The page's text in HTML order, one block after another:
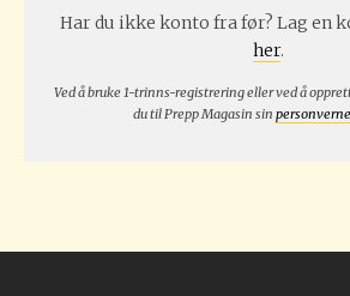
Har du ikke konto fra før? Lag en
her.
Ved å bruke 1-trinns-registrering eller ved å
du til Prepp Magasin sin